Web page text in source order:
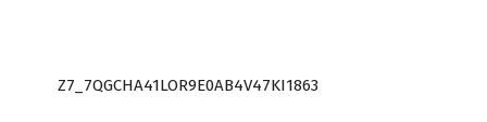
Z7_7QGCHA41LOR9E0AB4V47KI1863